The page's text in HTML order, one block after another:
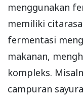
menggunakan
memiliki
fermentasi
makanan,
kompleks.
campuran